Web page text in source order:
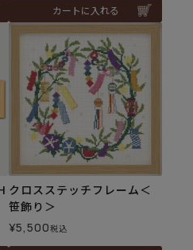
カートに入れる
クロスステッチフレーム＜
笹飾り＞
¥5,500税込